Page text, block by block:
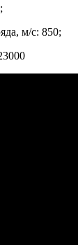
м/с: 850;